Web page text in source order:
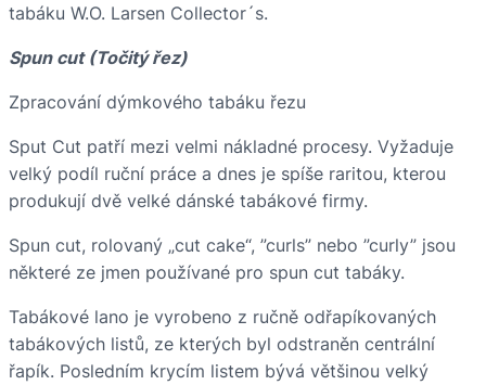
tabáku W.O. Larsen Collector´s.
Spun cut (Točitý řez)
Zpracování dýmkového tabáku řezu
Sput Cut patří mezi velmi nákladné procesy. Vyžaduje
velký podíl ruční práce a dnes je spíše raritou, kterou
produkují dvě velké dánské tabákové firmy.
Spun cut, rolovaný „cut cake“, ”curls” nebo ”curly” jsou
některé ze jmen používané pro spun cut tabáky.
Tabákové lano je vyrobeno z ručně odřapíkovaných
tabákových listů, ze kterých byl odstraněn centrální
řapík. Posledním krycím listem bývá většinou velký